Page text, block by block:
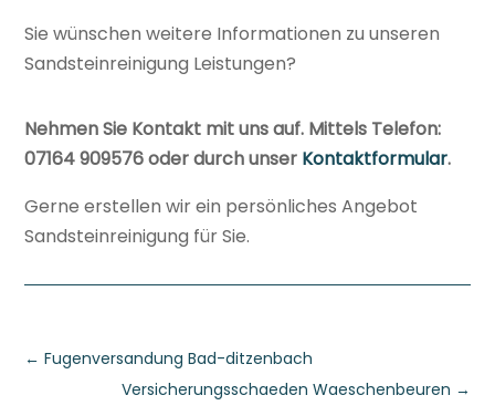
Sie wünschen weitere Informationen zu unseren
Sandsteinreinigung Leistungen?
Nehmen Sie Kontakt mit uns auf. Mittels Telefon:
07164 909576 oder durch unser Kontaktformular.
Gerne erstellen wir ein persönliches Angebot
Sandsteinreinigung für Sie.
←Fugenversandung Bad-ditzenbach
Versicherungsschaeden Waeschenbeuren →